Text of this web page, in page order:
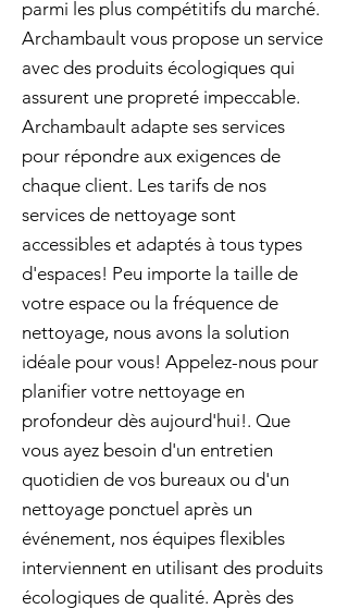
parmi les plus compétitifs du marché.
Archambault vous propose un service
avec des produits écologiques qui
assurent une propreté impeccable.
Archambault adapte ses services
pour répondre aux exigences de
chaque client. Les tarifs de nos
services de nettoyage sont
accessibles et adaptés à tous types
d'espaces! Peu importe la taille de
votre espace ou la fréquence de
nettoyage, nous avons la solution
idéale pour vous! Appelez-nous pour
planifier votre nettoyage en
profondeur dès aujourd'hui!. Que
vous ayez besoin d'un entretien
quotidien de vos bureaux ou d'un
nettoyage ponctuel après un
événement, nos équipes flexibles
interviennent en utilisant des produits
écologiques de qualité. Après des